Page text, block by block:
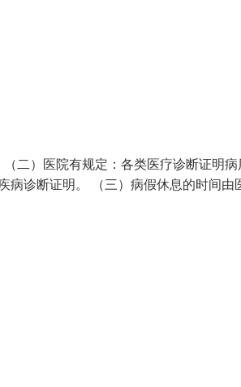
二）医院有规定：各类医疗诊断证明
病诊断证明。 （三）病假休息的时间由